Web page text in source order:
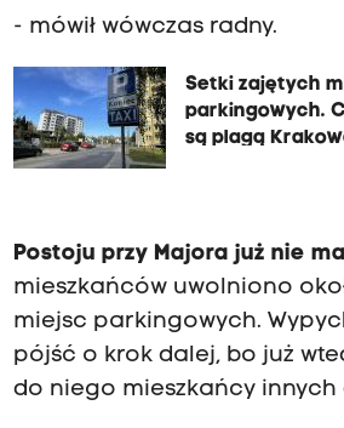
- mówił wówczas radny.
Setki zajętych
parkingowych.
są plagą
Postoju przy Majora już nie
mieszkańców uwolniono
miejsc parkingowych.
pójść o krok dalej, bo już
do niego mieszkańcy innych